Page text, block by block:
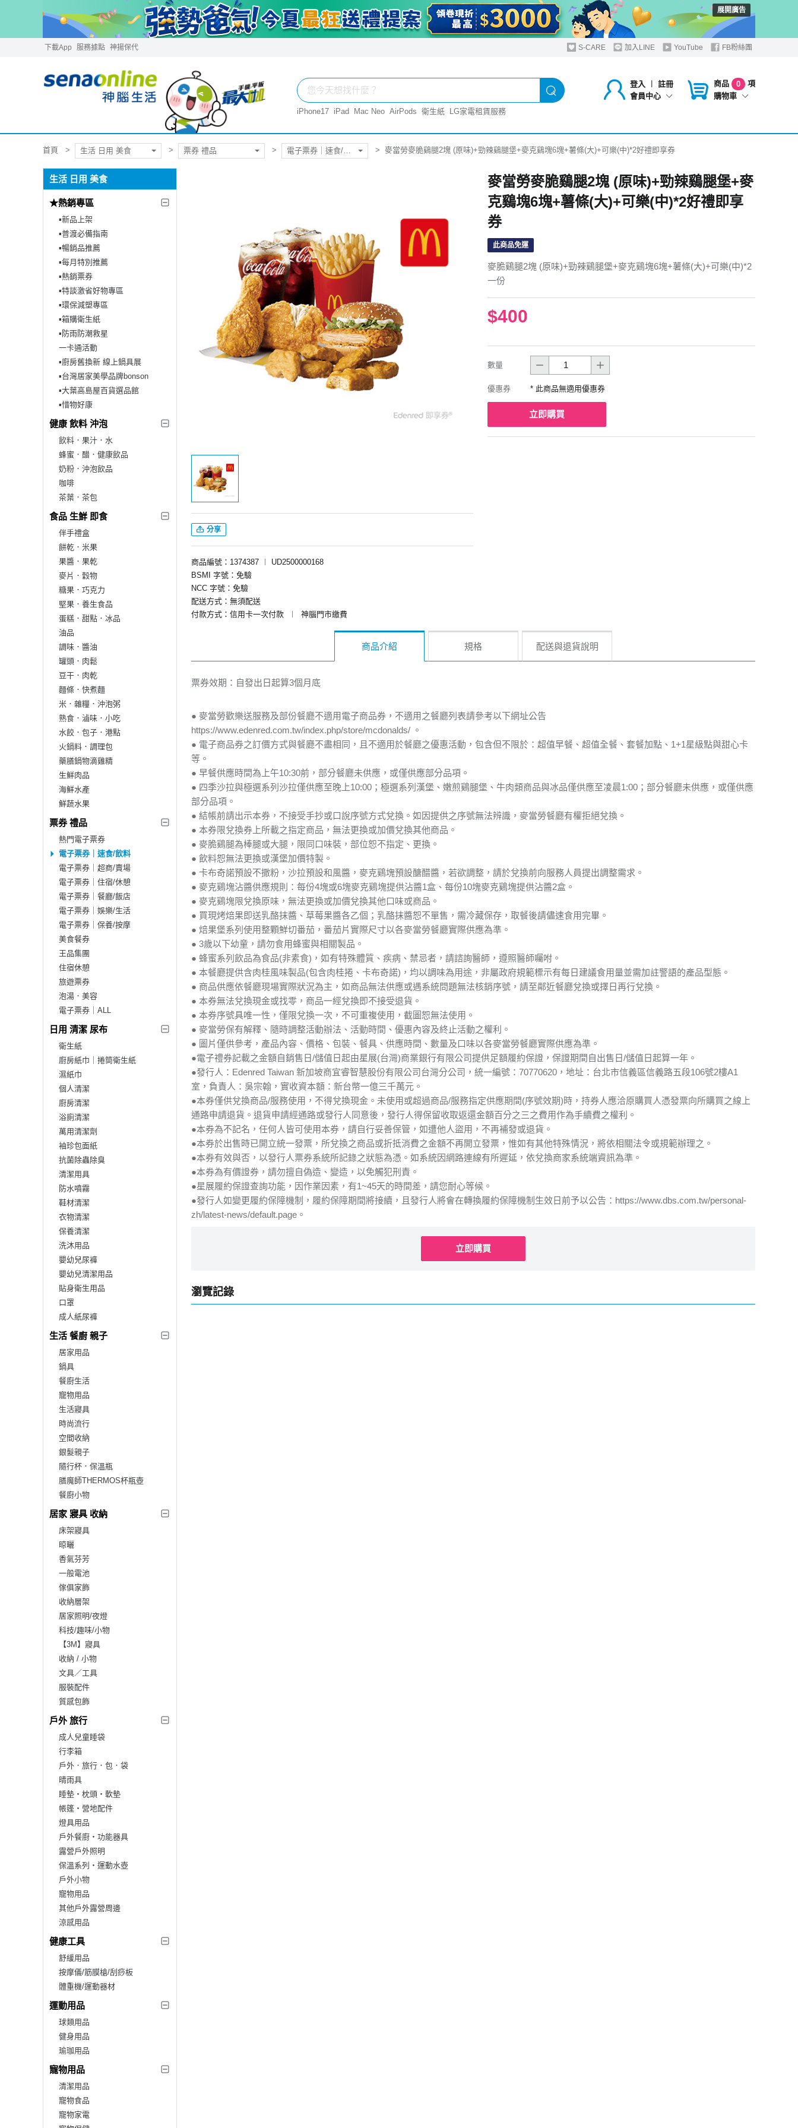
展開廣告
下載App 服務據點 神揚保代 S-CARE 加入LINE YouTube FB粉絲團
登入 ︱
註冊
會員中心
商品 0
項
購物車
iPhone17 iPad Mac Neo AirPods 衛生紙 LG家電租賃服務
首頁 生活 日用 美食 票券 禮品 麥當勞麥脆鷄腿2塊 (原味)+勁辣鷄腿堡+麥克鷄塊6塊+薯條(大)+可樂(中)*2好禮即享券
生活 日用 美食
★熱銷專區
▪︎新品上架
▪︎普渡必備指南
▪︎暢銷品推薦
▪︎每月特別推薦
▪︎熱銷票券
▪︎特談激省好物專區
▪︎環保減塑專區
▪︎箱購衛生紙
▪︎防雨防潮救星
一卡通活動
▪︎廚房舊換新 線上鍋具展
▪︎台灣居家美學品牌bonson
▪︎大葉高島屋百貨選品館
▪︎惜物好康
健康 飲料 沖泡
飲料．果汁．水
蜂蜜．醋．健康飲品
奶粉．沖泡飲品
咖啡
茶葉．茶包
食品 生鮮 即食
伴手禮盒
餅乾．米果
果醬．果乾
麥片．穀物
糖果．巧克力
堅果．養生食品
蛋糕．甜點．冰品
油品
調味．醬油
罐頭．肉鬆
豆干．肉乾
麵條．快煮麵
米．雜糧．沖泡粥
熟食．滷味．小吃
水餃．包子．港點
火鍋料．調理包
藥膳鍋物滴雞精
生鮮肉品
海鮮水產
鮮蔬水果
票券 禮品
熱門電子票券
電子票券｜速食/飲料
電子票券｜超商/賣場
電子票券｜住宿/休憩
電子票券｜餐廳/飯店
電子票券｜娛樂/生活
電子票券｜保養/按摩
美食餐券
王品集團
住宿休憩
旅遊票券
泡湯．美容
電子票券｜ALL
日用 清潔 尿布
衛生紙
廚房紙巾｜捲筒衛生紙
濕紙巾
個人清潔
廚房清潔
浴廁清潔
萬用清潔劑
袖珍包面紙
抗菌除蟲除臭
清潔用具
防水噴霧
鞋材清潔
衣物清潔
保養清潔
洗沐用品
嬰幼兒尿褲
嬰幼兒清潔用品
貼身衛生用品
口罩
成人紙尿褲
生活 餐廚 親子
居家用品
鍋具
餐廚生活
寵物用品
生活寢具
時尚流行
空間收納
銀髮親子
隨行杯．保溫瓶
膳魔師THERMOS杯瓶壺
餐廚小物
居家 寢具 收納
床架寢具
晾曬
香氣芬芳
一般電池
傢俱家飾
收納層架
居家照明/夜燈
科技/趣味/小物
【3M】寢具
收納 / 小物
文具／工具
服裝配件
質感包飾
戶外 旅行
成人兒童睡袋
行李箱
戶外．旅行．包．袋
晴雨具
睡墊‧枕頭‧軟墊
帳篷‧營地配件
燈具用品
戶外餐廚‧功能器具
露營戶外照明
保溫系列‧運動水壺
戶外小物
寵物用品
其他戶外露營周邊
涼感用品
健康工具
舒緩用品
按摩儀/筋膜槍/刮痧板
體重機/運動器材
運動用品
球類用品
健身用品
瑜珈用品
寵物用品
清潔用品
寵物食品
寵物家電
分享
商品編號：1374387 ︱
UD2500000168
BSMI 字號：免驗
NCC 字號：免驗
配送方式：無須配送
付款方式：信用卡一次付款
︱ 神腦門市繳費
麥當勞麥脆鷄腿2塊 (原味)+勁辣鷄腿堡+麥
克鷄塊6塊+薯條(大)+可樂(中)*2好禮即享
券
此商品免運
麥脆鷄腿2塊 (原味)+勁辣鷄腿堡+麥克鷄塊6塊+薯條(大)+可樂(中)*2
一份
$400
數量
優惠券 * 此商品無適用優惠券
立即購買
商品介紹 規格 配送與退貨說明
票券效期：自發出日起算3個月底
● 麥當勞歡樂送服務及部份餐廳不適用電子商品券，不適用之餐廳列表請參考以下網址公告
https://www.edenred.com.tw/index.php/store/mcdonalds/ 。
● 電子商品券之訂價方式與餐廳不盡相同，且不適用於餐廳之優惠活動，包含但不限於：超值早餐、超值全餐、套餐加點、1+1星級點與甜心卡
等。
● 早餐供應時間為上午10:30前，部分餐廳未供應，或僅供應部分品項。
● 四季沙拉與極選系列沙拉僅供應至晚上10:00；極選系列漢堡、嫩煎鷄腿堡、牛肉類商品與冰品僅供應至凌晨1:00；部分餐廳未供應，或僅供應
部分品項。
● 結帳前請出示本券，不接受手抄或口說序號方式兌換。如因提供之序號無法辨識，麥當勞餐廳有權拒絕兌換。
● 本券限兌換券上所載之指定商品，無法更換或加價兌換其他商品。
● 麥脆鷄腿為棒腿或大腿，限同口味裝，部位恕不指定、更換。
● 飲料恕無法更換或漢堡加價特製。
● 卡布奇諾預設不撒粉，沙拉預設和風醬，麥克鷄塊預設醣醋醬，若欲調整，請於兌換前向服務人員提出調整需求。
● 麥克鷄塊沾醬供應規則：每份4塊或6塊麥克鷄塊提供沾醬1盒、每份10塊麥克鷄塊提供沾醬2盒。
● 麥克鷄塊限兌換原味，無法更換或加價兌換其他口味或商品。
● 買現烤焙果即送乳酪抹醬、草莓果醬各乙個；乳酪抹醬恕不單售，需冷藏保存，取餐後請儘速食用完畢。
● 焙果堡系列使用整顆鮮切番茄，番茄片實際尺寸以各麥當勞餐廳實際供應為準。
● 3歲以下幼童，請勿食用蜂蜜與相關製品。
● 蜂蜜系列飲品為食品(非素食)，如有特殊體質、疾病、禁忌者，請諮詢醫師，遵照醫師囑咐。
● 本餐廳提供含肉桂風味製品(包含肉桂捲、卡布奇諾)，均以調味為用途，非屬政府規範標示有每日建議食用量並需加註警語的產品型態。
● 商品供應依餐廳現場實際狀況為主，如商品無法供應或遇系統問題無法核銷序號，請至鄰近餐廳兌換或擇日再行兌換。
● 本券無法兌換現金或找零，商品一經兌換即不接受退貨。
● 本券序號具唯一性，僅限兌換一次，不可重複使用，截圖恕無法使用。
● 麥當勞保有解釋、隨時調整活動辦法、活動時間、優惠內容及終止活動之權利。
● 圖片僅供參考，產品內容、價格、包裝、餐具、供應時間、數量及口味以各麥當勞餐廳實際供應為準。
●電子禮券記載之金額自銷售日/儲值日起由星展(台灣)商業銀行有限公司提供足額履約保證，保證期間自出售日/儲值日起算一年。
●發行人：Edenred Taiwan 新加坡商宜睿智慧股份有限公司台灣分公司，統一編號：70770620，地址：台北市信義區信義路五段106號2樓A1
室，負責人：吳宗翰，實收資本額：新台幣一億三千萬元。
●本券僅供兌換商品/服務使用，不得兌換現金。未使用或超過商品/服務指定供應期間(序號效期)時，持券人應洽原購買人憑發票向所購買之線上
通路申請退貨。退貨申請經通路或發行人同意後，發行人得保留收取返還金額百分之三之費用作為手續費之權利。
●本券為不記名，任何人皆可使用本券，請自行妥善保管，如遭他人盜用，不再補發或退貨。
●本券於出售時已開立統一發票，所兌換之商品或折抵消費之金額不再開立發票，惟如有其他特殊情況，將依相關法令或規範辦理之。
●本券有效與否，以發行人票券系統所記錄之狀態為憑。如系統因網路連線有所遲延，依兌換商家系統端資訊為準。
●本券為有價證券，請勿擅自偽造、變造，以免觸犯刑責。
●星展履約保證查詢功能，因作業因素，有1~45天的時間差，請您耐心等候。
●發行人如變更履約保障機制，履約保障期間將接續，且發行人將會在轉換履約保障機制生效日前予以公告：https://www.dbs.com.tw/personal-
zh/latest-news/default.page。
立即購買
瀏覽記錄